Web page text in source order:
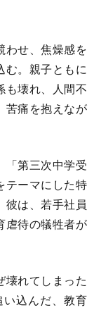
わせ、焦燥感を
む。親子ともに
も壊れ、人間不
苦痛を抱えなが
「第三次中学受
テーマにした特
彼は、若手社員
虐待の犠牲者が
れてしまった
込んだ、教育